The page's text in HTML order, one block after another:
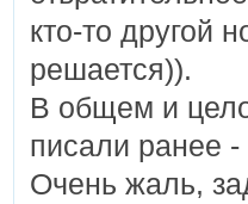
кто-то другой
решается)).
В общем и
писали ранее
Очень жаль,